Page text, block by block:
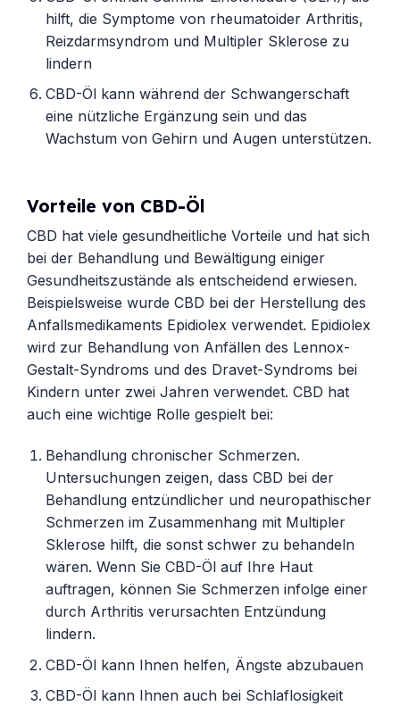
hilft, die Symptome von rheumatoider Arthritis,
Reizdarmsyndrom und Multipler Sklerose zu
lindern
CBD-Öl kann während der Schwangerschaft
eine nützliche Ergänzung sein und das
Wachstum von Gehirn und Augen unterstützen.
Vorteile von CBD-Öl
CBD hat viele gesundheitliche Vorteile und hat sich
bei der Behandlung und Bewältigung einiger
Gesundheitszustände als entscheidend erwiesen.
Beispielsweise wurde CBD bei der Herstellung des
Anfallsmedikaments Epidiolex verwendet. Epidiolex
wird zur Behandlung von Anfällen des Lennox-
Gestalt-Syndroms und des Dravet-Syndroms bei
Kindern unter zwei Jahren verwendet. CBD hat
auch eine wichtige Rolle gespielt bei:
Behandlung chronischer Schmerzen.
Untersuchungen zeigen, dass CBD bei der
Behandlung entzündlicher und neuropathischer
Schmerzen im Zusammenhang mit Multipler
Sklerose hilft, die sonst schwer zu behandeln
wären. Wenn Sie CBD-Öl auf Ihre Haut
auftragen, können Sie Schmerzen infolge einer
durch Arthritis verursachten Entzündung
lindern.
CBD-Öl kann Ihnen helfen, Ängste abzubauen
CBD-Öl kann Ihnen auch bei Schlaflosigkeit